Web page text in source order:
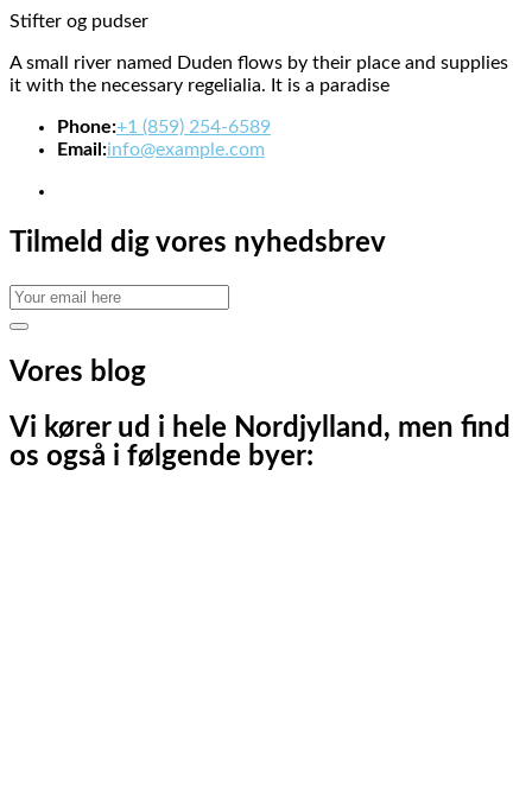
Stifter og pudser
A small river named Duden flows by their place and supplies
it with the necessary regelialia. It is a paradise
Phone:+1 (859) 254-6589
Email:info@example.com
Tilmeld dig vores nyhedsbrev
Vores blog
Vi kører ud i hele Nordjylland, men find
os også i følgende byer: